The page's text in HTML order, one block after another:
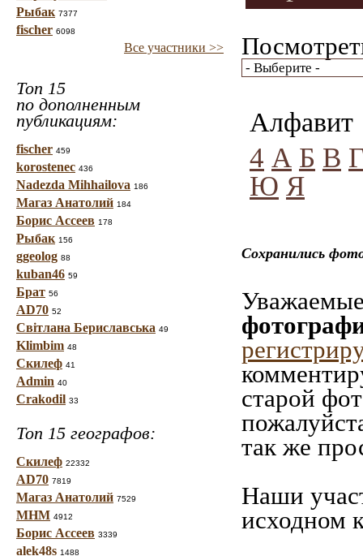
Рыбак 7377
fischer 6098
Все участники >>
Топ 15
по дополненным
публикациям:
fischer 459
korostenec 436
Nadezda Mihhailova 186
Магаз Анатолий 184
Борис Ассеев 178
Рыбак 156
ggeolog 88
kuban46 59
Брат 56
AD70 52
Світлана Бериславська 49
Klimbim 48
Скилеф 41
Admin 40
Crakodil 33
Топ 15 географов:
Скилеф 22332
AD70 7819
Магаз Анатолий 7529
МНМ 4912
Борис Ассеев 3339
alek48s 1488
Алфавит
4 А Б В
Ю Я
Сохранились
старой
так же
Наши
исходном